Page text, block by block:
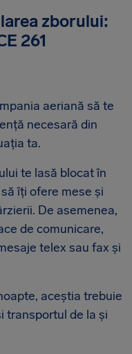
zborului:
261
aeriană să te
necesară din
ta.
te lasă blocat în
îți ofere mese și
De asemenea,
de comunicare,
telex sau fax și
aceștia trebuie
transportul de la și